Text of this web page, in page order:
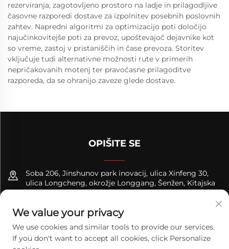
rezerviranja, zagotovljeno prostoro na ladje in prilagodljive
časovne razporedi dostave za izpolnitev posebnih poslovnih
zahtev. Napredni algoritmi za optimizacijo poti določijo
najučinkovitejše poti za prevoz, upoštevajoč dejavnike kot
so vreme, zastoj v pristaniščih in čase prevoza. Storitev
vključuje tudi alternativne možnosti rute v primerih
nepričakovanih motenj ter pravočasne prilagoditve
razporeda, da se ohranijo zaveze glede dostave.
OPIŠITE SE
Soba 206, Jinshunov park inovacij, ulica Xinfeng 30,
ulica Longcheng, okrožje Longgang, Šenžen, Kitajska
[email protected]
We value your privacy
We use cookies and similar tools to provide our services.
If you don't want to accept all cookies, click Personalize